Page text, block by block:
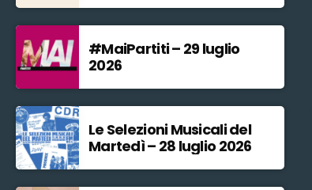
#MaiPartiti – 29 luglio
2026
Le Selezioni Musicali del
Martedì – 28 luglio 2026